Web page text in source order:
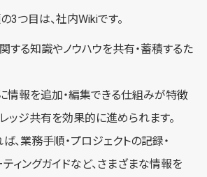
3つ目は、社内Wikiです。
する知識やノウハウを共有・蓄積するた
情報を追加・編集できる仕組みが特徴
ッジ共有を効果的に進められます。
、業務手順・プロジェクトの記録・
ティングガイドなど、さまざまな情報を